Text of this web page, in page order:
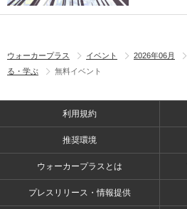
ウォーカープラス イベント 2026年06月
る・学ぶ
無料イベント
利用規約
推奨環境
ウォーカープラスとは
プレスリリース・情報提供